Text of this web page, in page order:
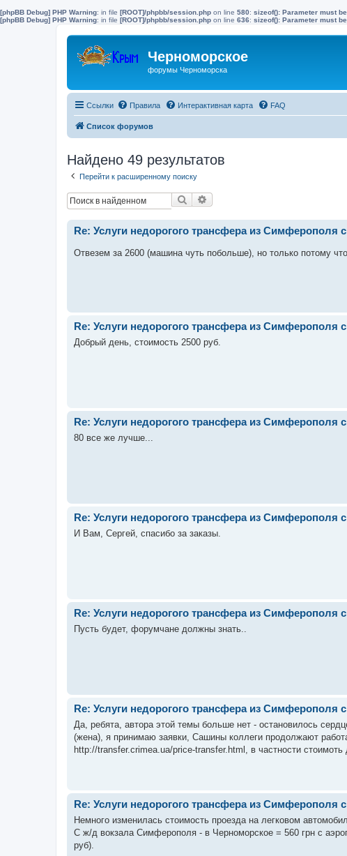
[phpBB Debug] PHP Warning: in file [ROOT]/phpbb/session.php on line 580: sizeof(): Parameter must
[phpBB Debug] PHP Warning: in file [ROOT]/phpbb/session.php on line 636: sizeof(): Parameter must
Черноморское
форумы Черноморска
Ссылки Правила Интерактивная карта FAQ
Список форумов
Найдено 49 результатов
Перейти к расширенному поиску
Поиск
Re: Услуги недорогого трансфера из Симферополя
Отвезем за 2600 (машина чуть побольше), но только потому
Re: Услуги недорогого трансфера из Симферополя
Добрый день, стоимость 2500 руб.
Re: Услуги недорогого трансфера из Симферополя
80 все же лучше...
Re: Услуги недорогого трансфера из Симферополя
И Вам, Сергей, спасибо за заказы.
Re: Услуги недорогого трансфера из Симферополя
Пусть будет, форумчане должны знать..
Re: Услуги недорогого трансфера из Симферополя
Да, ребята, автора этой темы больше нет - остановилось
(жена), я принимаю заявки, Сашины коллеги продолжают
http://transfer.crimea.ua/price-transfer.html, в частности стоимоть
Re: Услуги недорогого трансфера из Симферополя
Немного изменилась стоимость проезда на легковом
С ж/д вокзала Симферополя - в Черноморское = 560 грн с
руб).